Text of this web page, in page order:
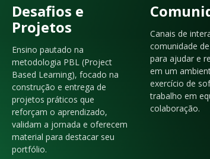
Desafios e
Projetos
Ensino pautado na
metodologia PBL (Project
Based Learning), focado na
construção e entrega de
projetos práticos que
reforçam o aprendizado,
validam a jornada e oferecem
material para destacar seu
portfólio.
Canais de
comunidade
para ajudar e
em um
exercício de
trabalho em
colaboração.